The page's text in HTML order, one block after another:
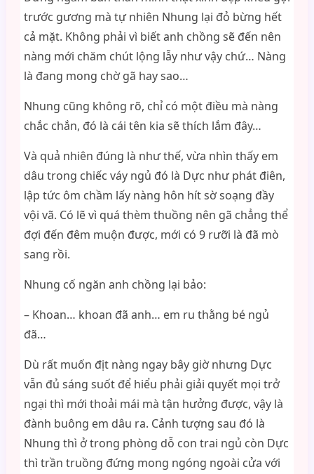
trước gương mà tự nhiên Nhung lại đỏ bừng hết
cả mặt. Không phải vì biết anh chồng sẽ đến nên
nàng mới chăm chút lộng lẫy như vậy chứ… Nàng
là đang mong chờ gã hay sao…
Nhung cũng không rõ, chỉ có một điều mà nàng
chắc chắn, đó là cái tên kia sẽ thích lắm đây…
Và quả nhiên đúng là như thế, vừa nhìn thấy em
dâu trong chiếc váy ngủ đó là Dực như phát điên,
lập tức ôm chầm lấy nàng hôn hít sờ soạng đầy
vội vã. Có lẽ vì quá thèm thuồng nên gã chẳng thể
đợi đến đêm muộn được, mới có 9 rưỡi là đã mò
sang rồi.
Nhung cố ngăn anh chồng lại bảo:
– Khoan… khoan đã anh… em ru thằng bé ngủ
đã…
Dù rất muốn địt nàng ngay bây giờ nhưng Dực
vẫn đủ sáng suốt để hiểu phải giải quyết mọi trở
ngại thì mới thoải mái mà tận hưởng được, vậy là
đành buông em dâu ra. Cảnh tượng sau đó là
Nhung thì ở trong phòng dỗ con trai ngủ còn Dực
thì trần truồng đứng mong ngóng ngoài cửa với